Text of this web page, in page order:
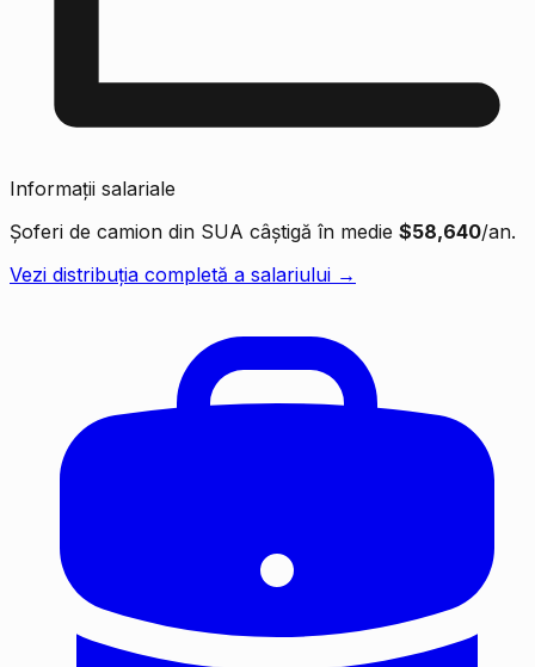
Informații salariale
Șoferi de camion din SUA câștigă în medie $58,640/an.
Vezi distribuția completă a salariului →